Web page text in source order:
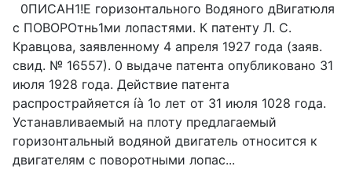
0ПИСАН1!Е горизонтального Водяного дВигатюля
с ПОВОРОтнь1ми лопастями. К патенту Л. С.
Кравцова, заявленному 4 апреля 1927 года (заяв.
свид. № 16557). 0 выдаче патента опубликовано 31
июля 1928 года. Действие патента
распрострайяется íà 1о лет от З1 июля 1028 года.
Устанавливаемый на плоту предлагаемый
горизонтальный водяной двигатель относится к
двигателям с поворотными лопас...